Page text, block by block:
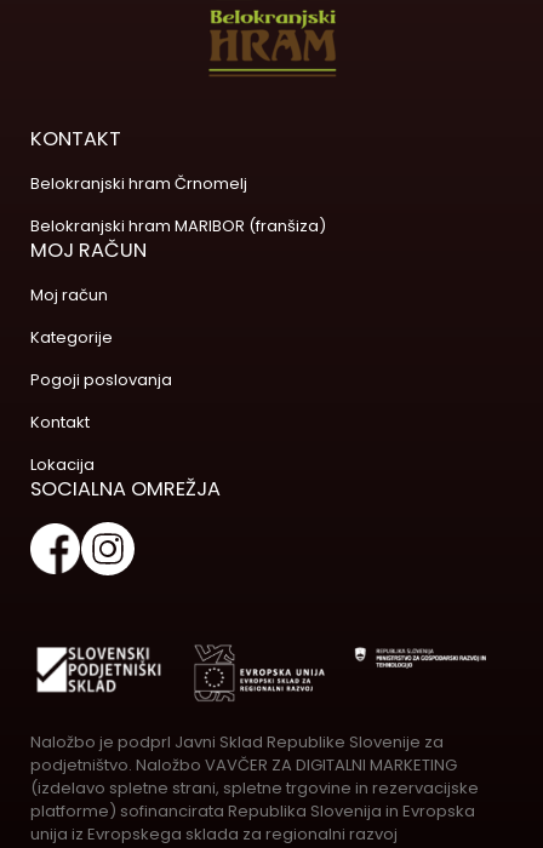
KONTAKT
Belokranjski hram Črnomelj
Belokranjski hram MARIBOR (franšiza)
MOJ RAČUN
Moj račun
Kategorije
Pogoji poslovanja
Kontakt
Lokacija
SOCIALNA OMREŽJA
Naložbo je podprl Javni Sklad Republike Slovenije za
podjetništvo. Naložbo VAVČER ZA DIGITALNI MARKETING
(izdelavo spletne strani, spletne trgovine in rezervacijske
platforme) sofinancirata Republika Slovenija in Evropska
unija iz Evropskega sklada za regionalni razvoj